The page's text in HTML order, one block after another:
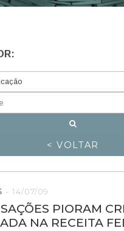
< VOLTAR
-14/07/09
PIORAM
NA RECEITA